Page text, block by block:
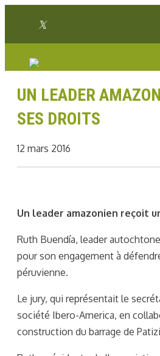
contenu
Lien Twitter
UN LEADER
SES DROITS
12 mars 2016
Un leader amazonien reçoit
Ruth Buendía, leader
pour son engagement à
péruvienne.
Le jury, qui représentait le
société Ibero-America, en
construction du barrage de